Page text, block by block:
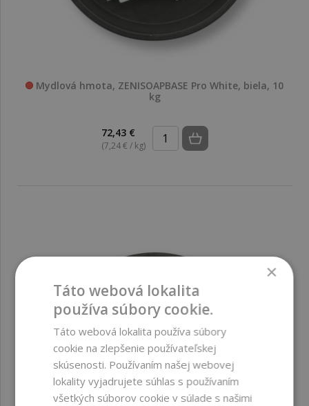
Mydlová hmota, ZENISOAPBASE Pro White, biela, 10
kg
72,43 €
(7,24 € / kg)
×
Táto webová lokalita
používa súbory cookie.
Táto webová lokalita používa súbory
cookie na zlepšenie používateľskej
skúsenosti. Používaním našej webovej
lokality vyjadrujete súhlas s používaním
všetkých súborov cookie v súlade s našimi